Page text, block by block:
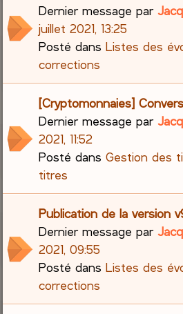
Dernier message par
juillet 2021, 13:25
Posté dansListes des
corrections
[Cryptomonnaies]
Dernier message par
2021, 11:52
Posté dansGestion des
titres
Publication de la version
Dernier message par
2021, 09:55
Posté dansListes des
corrections